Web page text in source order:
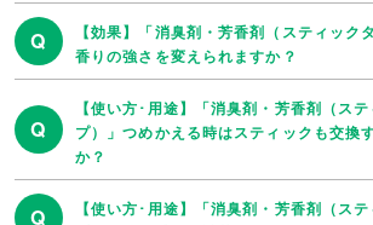
Q
【効果】「消臭剤・芳香剤（スティック
香りの強さを変えられますか？
Q
【使い方･用途】「消臭剤・芳香剤（ス
プ）」つめかえる時はスティックも交換
か？
Q
【使い方･用途】「消臭剤・芳香剤（ス